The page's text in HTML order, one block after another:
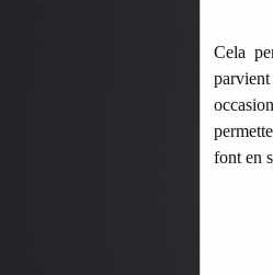
Cela
font en